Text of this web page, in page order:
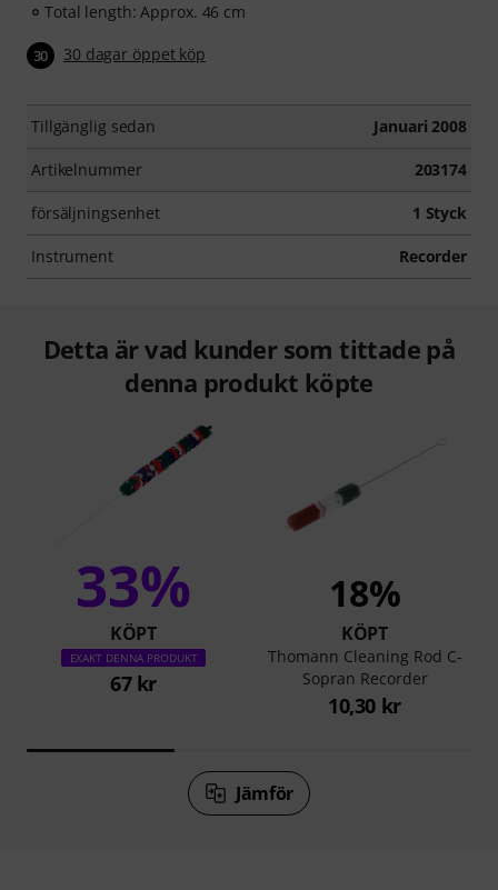
Total length: Approx. 46 cm
30 30 dagar öppet köp
Tillgänglig sedan Januari 2008
Artikelnummer 203174
försäljningsenhet 1 Styck
Instrument Recorder
Detta är vad kunder som tittade på
denna produkt köpte
33%
KÖPT
EXAKT DENNA PRODUKT
67 kr
18%
KÖPT
Thomann Cleaning Rod C-
Sopran Recorder
10,30 kr
Jämför